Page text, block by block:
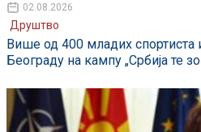
02.08.2026
Друштво
Више од 400 младих спортиста
Београду на кампу „Србија те